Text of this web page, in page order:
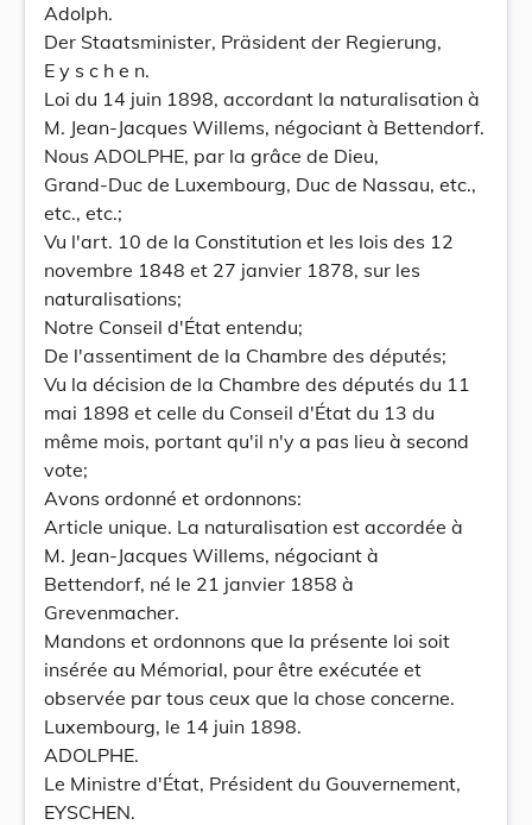
Adolph.
Der Staatsminister, Präsident der Regierung,
E y s c h e n.
Loi du 14 juin 1898, accordant la naturalisation à
M. Jean-Jacques Willems, négociant à Bettendorf.
Nous ADOLPHE, par la grâce de Dieu,
Grand-Duc de Luxembourg, Duc de Nassau, etc.,
etc., etc.;
Vu l'art. 10 de la Constitution et les lois des 12
novembre 1848 et 27 janvier 1878, sur les
naturalisations;
Notre Conseil d'État entendu;
De l'assentiment de la Chambre des députés;
Vu la décision de la Chambre des députés du 11
mai 1898 et celle du Conseil d'État du 13 du
même mois, portant qu'il n'y a pas lieu à second
vote;
Avons ordonné et ordonnons:
Article unique. La naturalisation est accordée à
M. Jean-Jacques Willems, négociant à
Bettendorf, né le 21 janvier 1858 à
Grevenmacher.
Mandons et ordonnons que la présente loi soit
insérée au Mémorial, pour être exécutée et
observée par tous ceux que la chose concerne.
Luxembourg, le 14 juin 1898.
ADOLPHE.
Le Ministre d'État, Président du Gouvernement,
EYSCHEN.